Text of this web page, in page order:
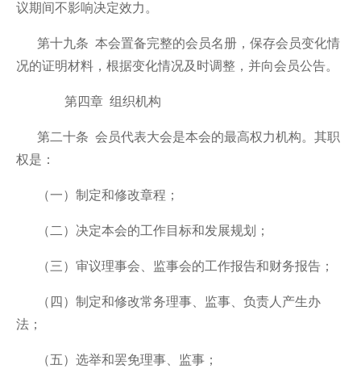
议期间不影响决定效力。
第十九条 本会置备完整的会员名册，保存会员变化情
况的证明材料，根据变化情况及时调整，并向会员公告。
第四章 组织机构
第二十条 会员代表大会是本会的最高权力机构。其职
权是：
（一）制定和修改章程；
（二）决定本会的工作目标和发展规划；
（三）审议理事会、监事会的工作报告和财务报告；
（四）制定和修改常务理事、监事、负责人产生办
法；
（五）选举和罢免理事、监事；